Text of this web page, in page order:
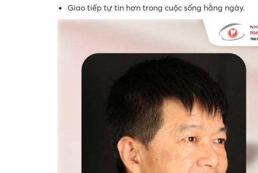
Giao tiếp tự tin hơn trong cuộc sống hằng ngày.